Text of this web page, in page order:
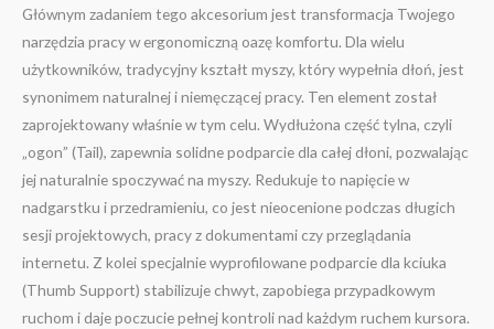
Głównym zadaniem tego akcesorium jest transformacja Twojego
narzędzia pracy w ergonomiczną oazę komfortu. Dla wielu
użytkowników, tradycyjny kształt myszy, który wypełnia dłoń, jest
synonimem naturalnej i niemęczącej pracy. Ten element został
zaprojektowany właśnie w tym celu. Wydłużona część tylna, czyli
„ogon” (Tail), zapewnia solidne podparcie dla całej dłoni, pozwalając
jej naturalnie spoczywać na myszy. Redukuje to napięcie w
nadgarstku i przedramieniu, co jest nieocenione podczas długich
sesji projektowych, pracy z dokumentami czy przeglądania
internetu. Z kolei specjalnie wyprofilowane podparcie dla kciuka
(Thumb Support) stabilizuje chwyt, zapobiega przypadkowym
ruchom i daje poczucie pełnej kontroli nad każdym ruchem kursora.